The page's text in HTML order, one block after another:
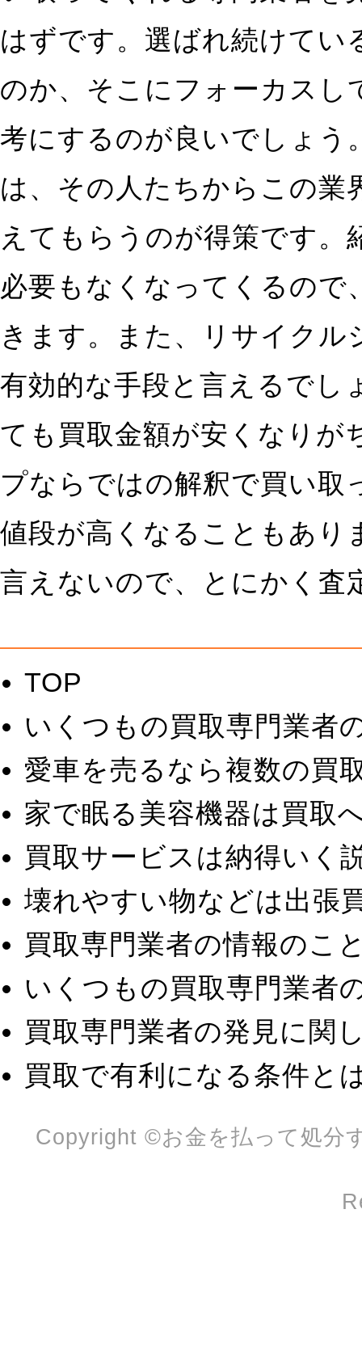
はずです。選ばれ続けてい
のか、そこにフォーカスし
考にするのが良いでしょう
は、その人たちからこの業
えてもらうのが得策です
必要もなくなってくるので
きます。また、リサイク
有効的な手段と言えるでし
ても買取金額が安くなりが
プならではの解釈で買い取
値段が高くなることもあり
言えないので、とにかく査
TOP
いくつもの買取専門業者
愛車を売るなら複数の買
家で眠る美容機器は買取
買取サービスは納得いく
壊れやすい物などは出張
買取専門業者の情報のこ
いくつもの買取専門業者
買取専門業者の発見に関
買取で有利になる条件と
Copyright ©お金を払って処分